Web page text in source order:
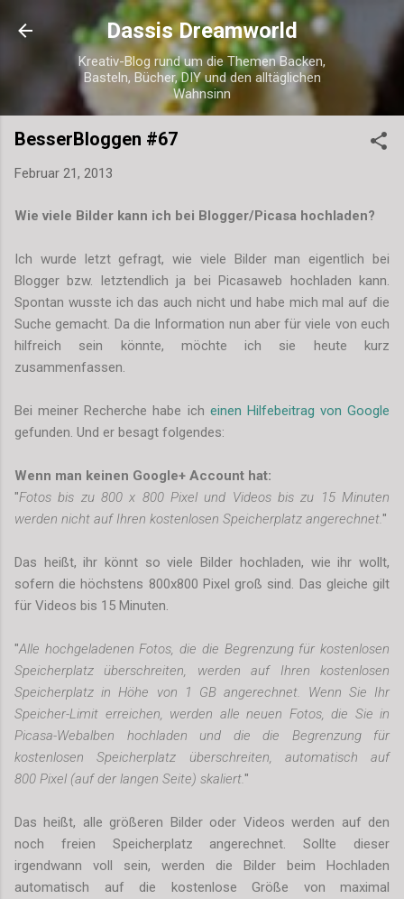
Direkt zum Hauptbereich
Dassis Dreamworld
Kreativ-Blog rund um die Themen Backen,
Basteln, Bücher, DIY und den alltäglichen
Wahnsinn
BesserBloggen #67
Februar 21, 2013
Wie viele Bilder kann ich bei Blogger/Picasa hochladen?
Ich wurde letzt gefragt, wie viele Bilder man eigentlich bei
Blogger bzw. letztendlich ja bei Picasaweb hochladen kann.
Spontan wusste ich das auch nicht und habe mich mal auf die
Suche gemacht. Da die Information nun aber für viele von euch
hilfreich sein könnte, möchte ich sie heute kurz
zusammenfassen.
Bei meiner Recherche habe ich einen Hilfebeitrag von Google
gefunden. Und er besagt folgendes:
Wenn man keinen Google+ Account hat:
"Fotos bis zu 800 x 800 Pixel und Videos bis zu 15 Minuten
werden nicht auf Ihren kostenlosen Speicherplatz angerechnet."
Das heißt, ihr könnt so viele Bilder hochladen, wie ihr wollt,
sofern die höchstens 800x800 Pixel groß sind. Das gleiche gilt
für Videos bis 15 Minuten.
"Alle hochgeladenen Fotos, die die Begrenzung für kostenlosen
Speicherplatz überschreiten, werden auf Ihren kostenlosen
Speicherplatz in Höhe von 1 GB angerechnet. Wenn Sie Ihr
Speicher-Limit erreichen, werden alle neuen Fotos, die Sie in
Picasa-Webalben hochladen und die die Begrenzung für
kostenlosen Speicherplatz überschreiten, automatisch auf
800 Pixel (auf der langen Seite) skaliert."
Das heißt, alle größeren Bilder oder Videos werden auf den
noch freien Speicherplatz angerechnet. Sollte dieser
irgendwann voll sein, werden die Bilder beim Hochladen
automatisch auf die kostenlose Größe von maximal